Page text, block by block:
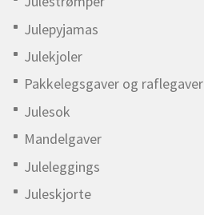
Julepyjamas
Julekjoler
Pakkelegsgaver og raflegaver
Julesok
Mandelgaver
Juleleggings
Juleskjorte